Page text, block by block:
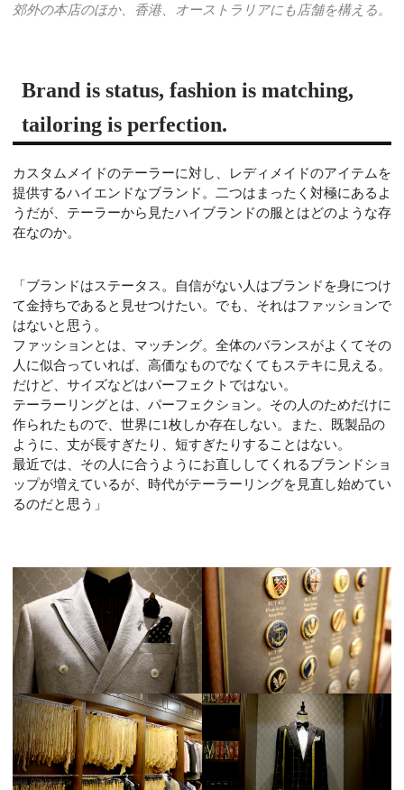
郊外の本店のほか、香港、オーストラリアにも店舗を構える。
Brand is status, fashion is matching,
tailoring is perfection.
カスタムメイドのテーラーに対し、レディメイドのアイテムを
提供するハイエンドなブランド。二つはまったく対極にあるよ
うだが、テーラーから見たハイブランドの服とはどのような存
在なのか。
「ブランドはステータス。自信がない人はブランドを身につけ
て金持ちであると見せつけたい。でも、それはファッションで
はないと思う。
ファッションとは、マッチング。全体のバランスがよくてその
人に似合っていれば、高価なものでなくてもステキに見える。
だけど、サイズなどはパーフェクトではない。
テーラーリングとは、パーフェクション。その人のためだけに
作られたもので、世界に1枚しか存在しない。また、既製品の
ように、丈が長すぎたり、短すぎたりすることはない。
最近では、その人に合うようにお直ししてくれるブランドショ
ップが増えているが、時代がテーラーリングを見直し始めてい
るのだと思う」